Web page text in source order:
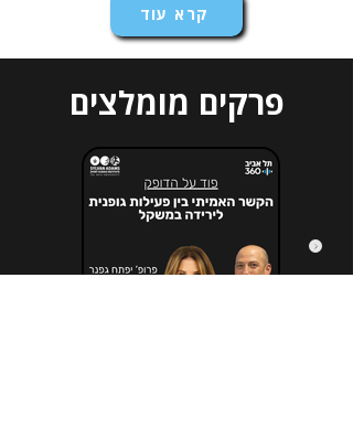
קרא עוד
פרקים מומלצים